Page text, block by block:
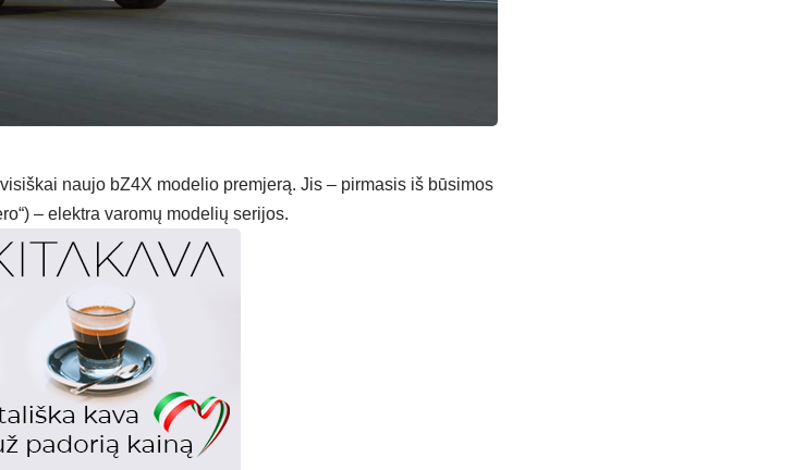
naujo bZ4X modelio premjerą. Jis – pirmasis iš būsimos
– elektra varomų modelių serijos.